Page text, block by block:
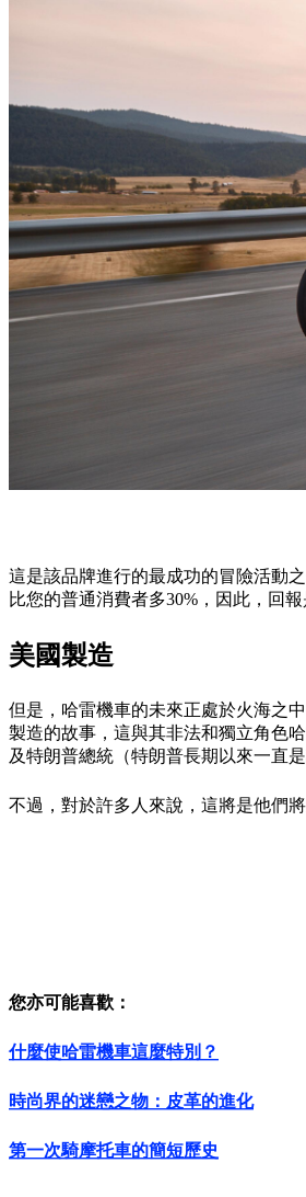
這是該品牌進行的最成功的冒險活動
比您的普通消費者多30%，因此，回報
美國製造
但是，哈雷機車的未來正處於火海之
製造的故事，這與其非法和獨立角色
及特朗普總統（特朗普長期以來一直
不過，對於許多人來說，這將是他們
您亦可能喜歡：
什麼使哈雷機車這麼特別？
時尚界的迷戀之物：皮革的進化
第一次騎摩托車的簡短歷史